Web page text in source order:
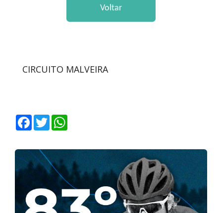
CIRCUITO MALVEIRA
Facebook
Twitter